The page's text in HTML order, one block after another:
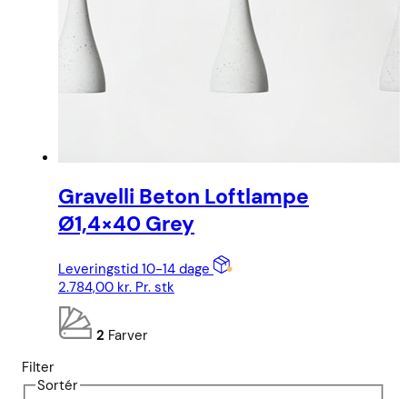
Gravelli Beton Loftlampe
Ø1,4×40 Grey
Leveringstid 10-14 dage
2.784,00 kr. Pr. stk
2 Farver
Filter
Sortér